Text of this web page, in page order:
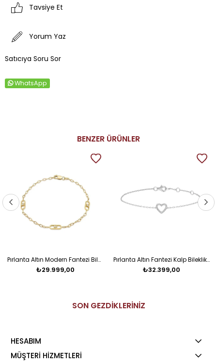
Tavsiye Et
Yorum Yaz
Satıcıya Soru Sor
WhatsApp
BENZER ÜRÜNLER
Pırlanta Altın Modern Fantezi Bileklik
₺29.999,00
Pırlanta Altın Fantezi Kalp Bileklik Salvin
₺32.399,00
SON GEZDİKLERİNİZ
HESABIM
MÜŞTERİ HİZMETLERİ